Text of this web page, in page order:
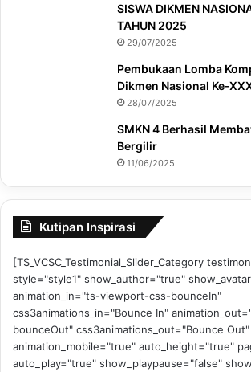
SISWA DIKMEN
TAHUN 2025
29/07/2025
Pembukaan Lomba
Dikmen Nasional Ke-
28/07/2025
SMKN 4 Berhasil
Bergilir
11/06/2025
Kutipan Inspirasi
[TS_VCSC_Testimonial_Slider_Category
style="style1" show_author="true"
animation_in="ts-viewport-css-bounceIn"
css3animations_in="Bounce In"
bounceOut" css3animations_out="Bounce Out"
animation_mobile="true" auto_height="true"
auto_play="true" show_playpause="false"